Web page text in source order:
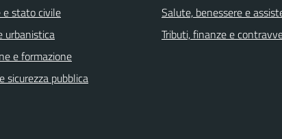
e stato civile
urbanistica
e formazione
sicurezza pubblica
Salute, benessere e
Tributi, finanze e